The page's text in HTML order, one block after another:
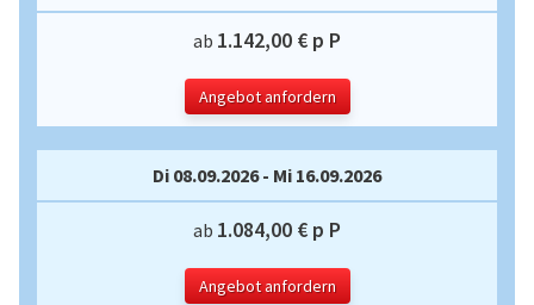
ab 1.142,00 € p P
Angebot anfordern
Di 08.09.2026 - Mi 16.09.2026
ab 1.084,00 € p P
Angebot anfordern